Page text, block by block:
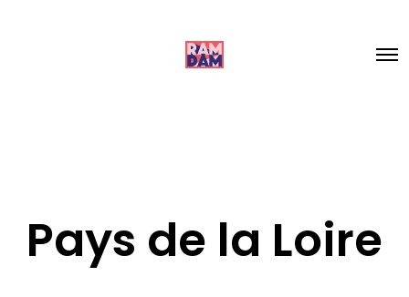
Pays de la Loire